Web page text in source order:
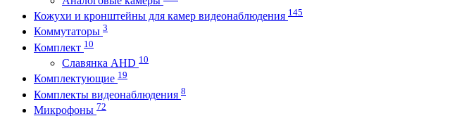
Кожухи и кронштейны для камер видеонаблюдения 145
Коммутаторы 3
Комплект 10
Славянка AHD 10
Комплектующие 19
Комплекты видеонаблюдения 8
Микрофоны 72